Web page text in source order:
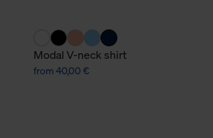
Modal V-neck shirt
from 40,00 €